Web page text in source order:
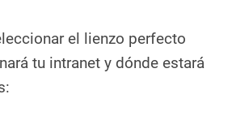
el lienzo perfecto
tu intranet y dónde estará